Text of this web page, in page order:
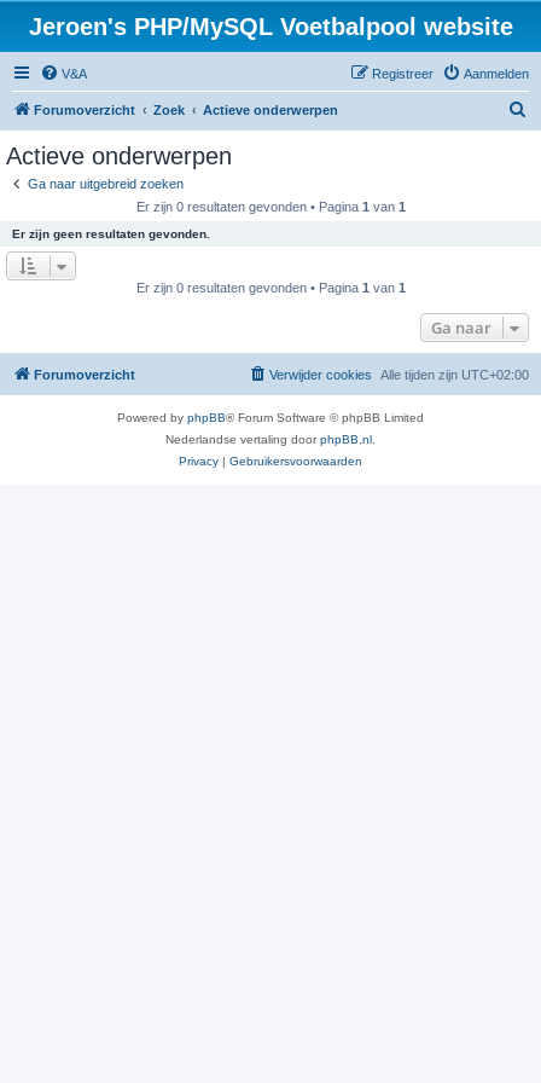
Jeroen's PHP/MySQL Voetbalpool website
V&A Aanmelden
Registreer
Forumoverzicht Zoek Actieve onderwerpen
Actieve onderwerpen
Ga naar uitgebreid zoeken
Er zijn 0 resultaten gevonden • Pagina 1 van 1
Er zijn geen resultaten gevonden.
Er zijn 0 resultaten gevonden • Pagina 1 van 1
Ga naar
Forumoverzicht Alle tijden zijn UTC+02:00
Verwijder cookies
Powered by phpBB® Forum Software © phpBB Limited
Nederlandse vertaling doorphpBB.nl
Privacy | Gebruikersvoorwaarden